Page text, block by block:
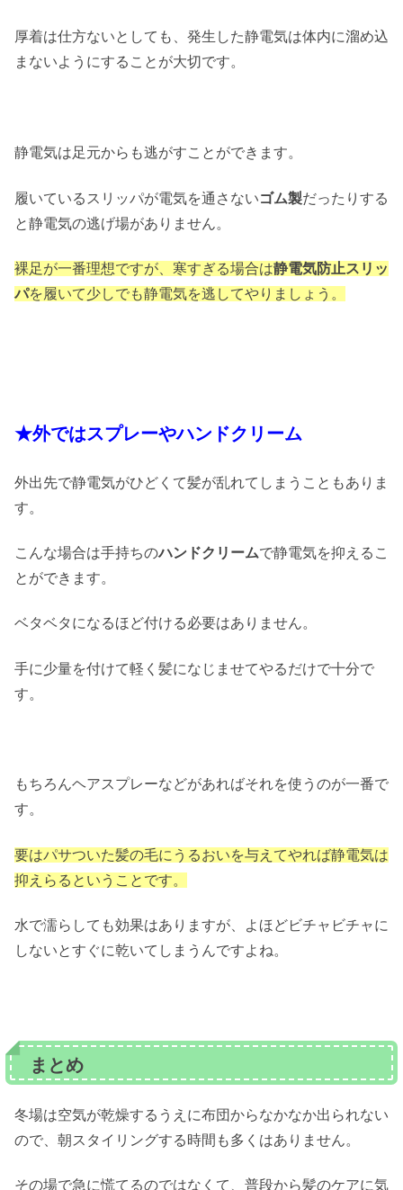
厚着は仕方ないとしても、発生した静電気は体内に溜め込
まないようにすることが大切です。
静電気は足元からも逃がすことができます。
履いているスリッパが電気を通さないゴム製だったりする
と静電気の逃げ場がありません。
裸足が一番理想ですが、寒すぎる場合は静電気防止スリッ
パを履いて少しでも静電気を逃してやりましょう。
★外ではスプレーやハンドクリーム
外出先で静電気がひどくて髪が乱れてしまうこともありま
す。
こんな場合は手持ちのハンドクリームで静電気を抑えるこ
とができます。
ベタベタになるほど付ける必要はありません。
手に少量を付けて軽く髪になじませてやるだけで十分で
す。
もちろんヘアスプレーなどがあればそれを使うのが一番で
す。
要はパサついた髪の毛にうるおいを与えてやれば静電気は
抑えらるということです。
水で濡らしても効果はありますが、よほどビチャビチャに
しないとすぐに乾いてしまうんですよね。
まとめ
冬場は空気が乾燥するうえに布団からなかなか出られない
ので、朝スタイリングする時間も多くはありません。
その場で急に慌てるのではなくて、普段から髪のケアに気